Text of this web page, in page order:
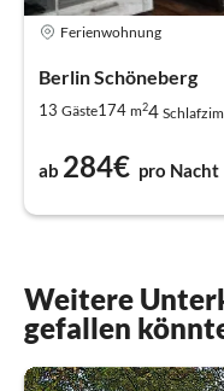
Ferienwohnung
Berlin Schöneberg
13 Gäste174 m24
ab 284€ pro Nacht
Weitere
gefallen